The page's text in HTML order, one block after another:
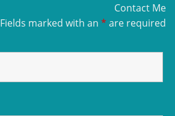
Contact Me
Fields marked with an * are required